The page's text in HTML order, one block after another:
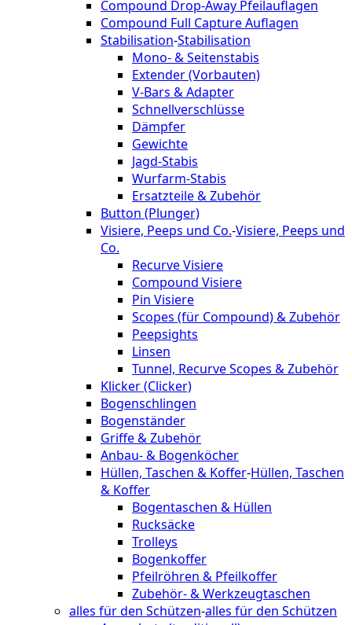
Compound Drop-Away Pfeilauflagen
Compound Full Capture Auflagen
Stabilisation-Stabilisation
Mono- & Seitenstabis
Extender (Vorbauten)
V-Bars & Adapter
Schnellverschlüsse
Dämpfer
Gewichte
Jagd-Stabis
Wurfarm-Stabis
Ersatzteile & Zubehör
Button (Plunger)
Visiere, Peeps und Co.-Visiere, Peeps und
Co.
Recurve Visiere
Compound Visiere
Pin Visiere
Scopes (für Compound) & Zubehör
Peepsights
Linsen
Tunnel, Recurve Scopes & Zubehör
Klicker (Clicker)
Bogenschlingen
Bogenständer
Griffe & Zubehör
Anbau- & Bogenköcher
Hüllen, Taschen & Koffer-Hüllen, Taschen
& Koffer
Bogentaschen & Hüllen
Rucksäcke
Trolleys
Bogenkoffer
Pfeilröhren & Pfeilkoffer
Zubehör- & Werkzeugtaschen
alles für den Schützen-alles für den Schützen